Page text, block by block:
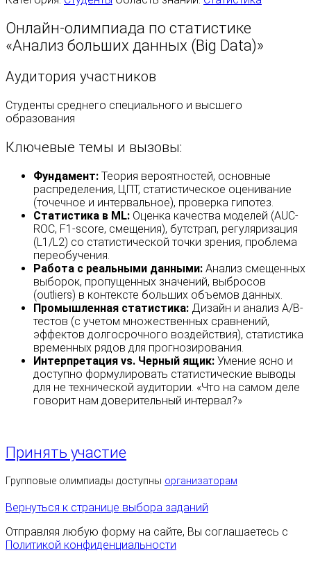
Онлайн-олимпиада по статистике
«Анализ больших данных (Big Data)»
Аудитория участников
Студенты среднего специального и высшего
образования
Ключевые темы и вызовы:
Фундамент: Теория вероятностей, основные
распределения, ЦПТ, статистическое оценивание
(точечное и интервальное), проверка гипотез.
Статистика в ML: Оценка качества моделей (AUC-
ROC, F1-score, смещения), бутстрап, регуляризация
(L1/L2) со статистической точки зрения, проблема
переобучения.
Работа с реальными данными: Анализ смещенных
выборок, пропущенных значений, выбросов
(outliers) в контексте больших объемов данных.
Промышленная статистика: Дизайн и анализ A/B-
тестов (с учетом множественных сравнений,
эффектов долгосрочного воздействия), статистика
временных рядов для прогнозирования.
Интерпретация vs. Черный ящик: Умение ясно и
доступно формулировать статистические выводы
для не технической аудитории. «Что на самом деле
говорит нам доверительный интервал?»
Принять участие
Групповые олимпиады доступны организаторам
Вернуться к странице выбора заданий
Отправляя любую форму на сайте, Вы соглашаетесь с
Политикой конфиденциальности